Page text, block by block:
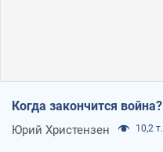
Когда закончится война?
Юрий Христензен 10,2 т.